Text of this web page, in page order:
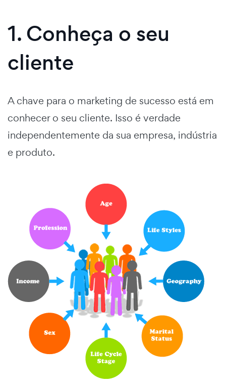
1. Conheça o seu
cliente
A chave para o marketing de sucesso está em
conhecer o seu cliente. Isso é verdade
independentemente da sua empresa, indústria
e produto.